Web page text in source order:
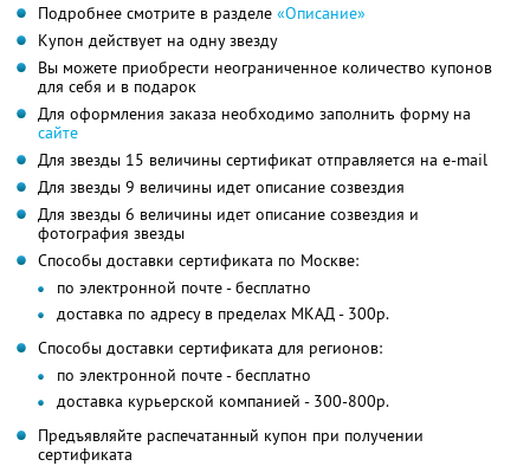
Подробнее смотрите в разделе «Описание»
Купон действует на одну звезду
Вы можете приобрести неограниченное количество купонов
для себя и в подарок
Для оформления заказа необходимо заполнить форму на
сайте
Для звезды 15 величины сертификат отправляется на e-mail
Для звезды 9 величины идет описание созвездия
Для звезды 6 величины идет описание созвездия и
фотография звезды
Способы доставки сертификата по Москве:
по электронной почте - бесплатно
доставка по адресу в пределах МКАД - 300р.
Способы доставки сертификата для регионов:
по электронной почте - бесплатно
доставка курьерской компанией - 300-800р.
Предъявляйте распечатанный купон при получении
сертификата